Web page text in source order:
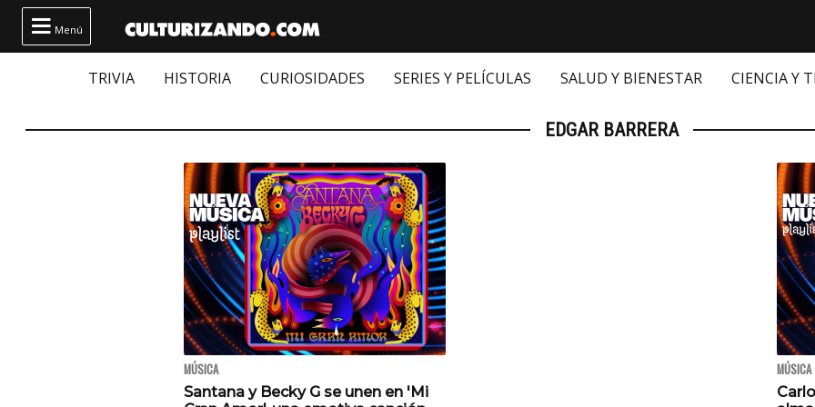
 Menú
TRIVIA HISTORIA CURIOSIDADES SERIES Y PELÍCULAS SALUD Y BIENESTAR CIENCIA Y
EDGAR BARRERA
MÚSICA
Santana y Becky G se unen en 'Mi
MÚSICA